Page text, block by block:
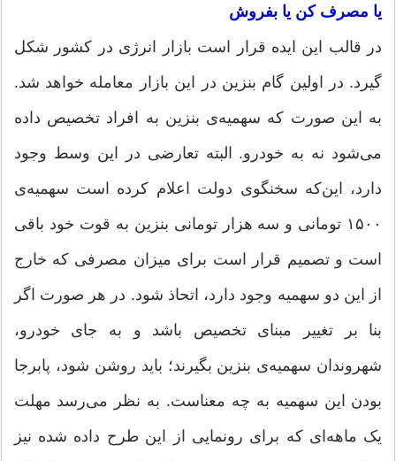
یا مصرف کن یا بفروش
در قالب این ایده قرار است بازار انرژی در کشور شکل
گیرد. در اولین گام بنزین در این بازار معامله خواهد شد.
به این صورت که سهمیه‌ی بنزین به افراد تخصیص داده
می‌شود نه به خودرو. البته تعارضی در این وسط وجود
دارد، این‌که سخنگوی دولت اعلام کرده است سهمیه‌ی
۱۵۰۰ تومانی و سه هزار تومانی بنزین به قوت خود باقی
است و تصمیم قرار است برای میزان مصرفی که خارج
از این دو سهمیه وجود دارد، اتحاذ شود. در هر صورت اگر
بنا بر تغییر مبنای تخصیص باشد و به جای خودرو،
شهروندان سهمیه‌ی بنزین بگیرند؛ باید روشن شود، پابرجا
بودن این سهمیه به چه معناست. به نظر می‌رسد مهلت
یک ماهه‌ای که برای رونمایی از این طرح داده شده نیز